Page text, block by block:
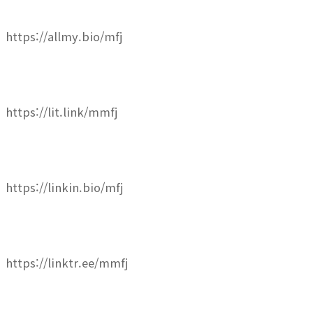
https://allmy.bio/mfj
https://lit.link/mmfj
https://linkin.bio/mfj
https://linktr.ee/mmfj